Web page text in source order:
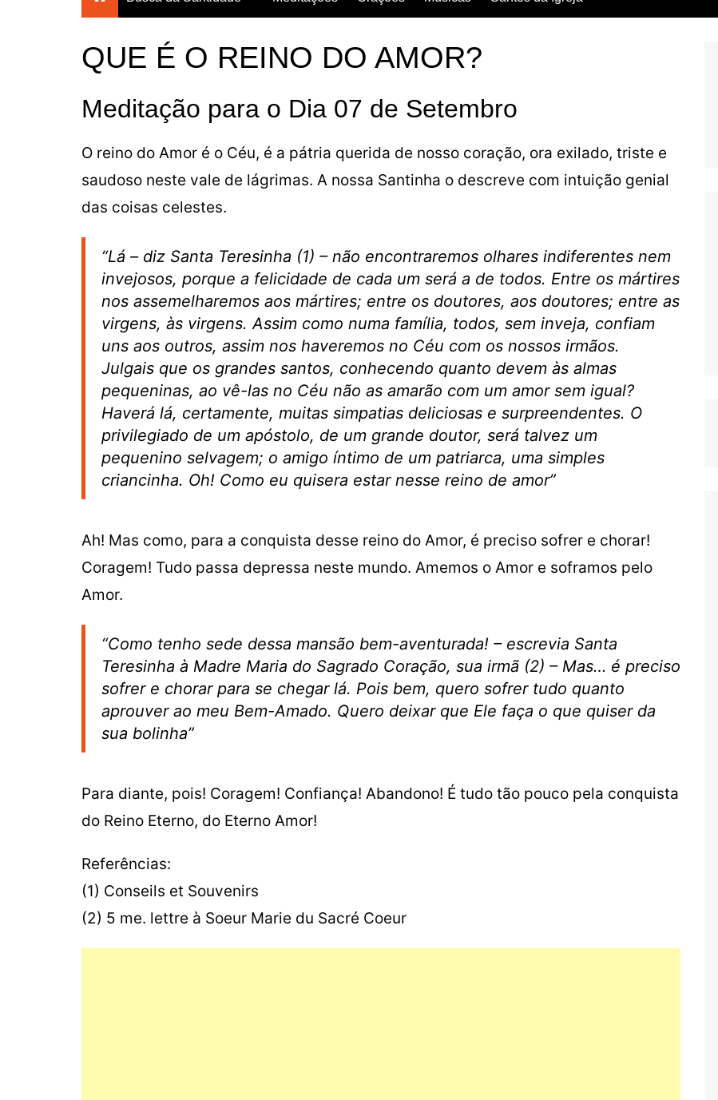
todos os dias do ano
Breviário da Confiança
Um Mês com Maria
Meditações para a
Mês das Almas
Consagração Total à Virgem
Maria
QUE É O REINO DO AMOR?
Meditação para o Dia 07 de Setembro
O reino do Amor é o Céu, é a pátria querida de nosso coração, ora exilado, triste e
saudoso neste vale de lágrimas. A nossa Santinha o descreve com intuição genial
das coisas celestes.
“Lá – diz Santa Teresinha (1) – não encontraremos olhares indiferentes nem
invejosos, porque a felicidade de cada um será a de todos. Entre os mártires
nos assemelharemos aos mártires; entre os doutores, aos doutores; entre as
virgens, às virgens. Assim como numa família, todos, sem inveja, confiam
uns aos outros, assim nos haveremos no Céu com os nossos irmãos.
Julgais que os grandes santos, conhecendo quanto devem às almas
pequeninas, ao vê-las no Céu não as amarão com um amor sem igual?
Haverá lá, certamente, muitas simpatias deliciosas e surpreendentes. O
privilegiado de um apóstolo, de um grande doutor, será talvez um
pequenino selvagem; o amigo íntimo de um patriarca, uma simples
criancinha. Oh! Como eu quisera estar nesse reino de amor”
Ah! Mas como, para a conquista desse reino do Amor, é preciso sofrer e chorar!
Coragem! Tudo passa depressa neste mundo. Amemos o Amor e soframos pelo
Amor.
“Como tenho sede dessa mansão bem-aventurada! – escrevia Santa
Teresinha à Madre Maria do Sagrado Coração, sua irmã (2) – Mas… é preciso
sofrer e chorar para se chegar lá. Pois bem, quero sofrer tudo quanto
aprouver ao meu Bem-Amado. Quero deixar que Ele faça o que quiser da
sua bolinha”
Para diante, pois! Coragem! Confiança! Abandono! É tudo tão pouco pela conquista
do Reino Eterno, do Eterno Amor!
Referências:
(1) Conseils et Souvenirs
(2) 5 me. lettre à Soeur Marie du Sacré Coeur